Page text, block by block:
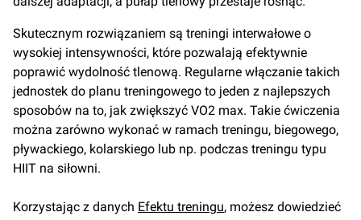
Skutecznym rozwiązaniem są treningi interwałowe o
wysokiej intensywności, które pozwalają efektywnie
poprawić wydolność tlenową. Regularne włączanie takich
jednostek do planu treningowego to jeden z najlepszych
sposobów na to, jak zwiększyć VO2 max. Takie ćwiczenia
można zarówno wykonać w ramach treningu, biegowego,
pływackiego, kolarskiego lub np. podczas treningu typu
HIIT na siłowni.
Korzystając z danych Efektu treningu, możesz dowiedzieć